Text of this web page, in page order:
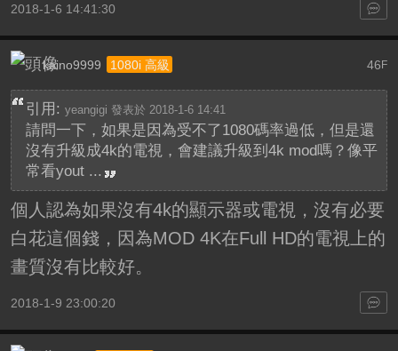
2018-1-6 14:41:30
46 F
kaino9999 1080i 高級
引用: yeangigi 發表於 2018-1-6 14:41
請問一下，如果是因為受不了1080碼率過低，但是還
沒有升級成4k的電視，會建議升級到4k mod嗎？像平
常看yout ...
個人認為如果沒有4k的顯示器或電視，沒有必要
白花這個錢，因為MOD 4K在Full HD的電視上的
畫質沒有比較好。
2018-1-9 23:00:20